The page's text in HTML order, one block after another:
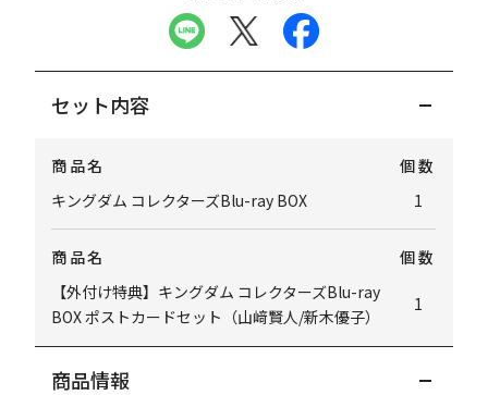
セット内容
商品名
個数
キングダム コレクターズBlu-ray BOX
1
商品名
個数
【外付け特典】キングダム コレクターズBlu-ray
BOX ポストカードセット（山﨑賢人/新木優子）
1
商品情報